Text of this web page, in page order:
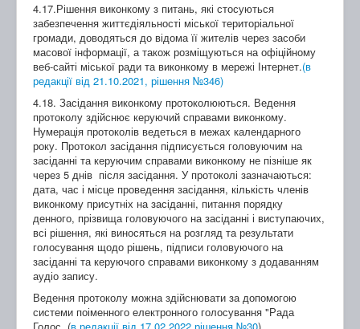
4.17.Рішення виконкому з питань, які стосуються
забезпечення життєдіяльності міської територіальної
громади, доводяться до відома її жителів через засоби
масової інформації, а також розміщуються на офіційному
веб-сайті міської ради та виконкому в мережі Інтернет.(в
редакції від 21.10.2021, рішення №346)
4.18. Засідання виконкому протоколюються. Ведення
протоколу здійснює керуючий справами виконкому.
Нумерація протоколів ведеться в межах календарного
року. Протокол засідання підписується головуючим на
засіданні та керуючим справами виконкому не пізніше як
через 5 днів після засідання. У протоколі зазначаються:
дата, час і місце проведення засідання, кількість членів
виконкому присутніх на засіданні, питання порядку
денного, прізвища головуючого на засіданні і виступаючих,
всі рішення, які виносяться на розгляд та результати
голосування щодо рішень, підписи головуючого на
засіданні та керуючого справами виконкому з додаванням
аудіо запису.
Ведення протоколу можна здійснювати за допомогою
системи поіменного електронного голосування "Рада